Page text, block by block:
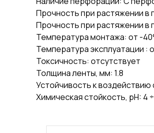
Прочность при растяжении
Прочность при растяжении в
Температура монтажа: от -
Температура эксплуатации :
Токсичность: отсутствует
Толщина ленты, мм: 1.8
Устойчивость к
Химическая стойкость, pH: 4